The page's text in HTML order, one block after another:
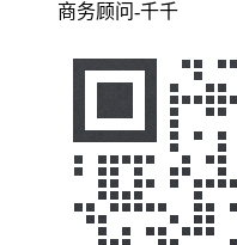
商务顾问-千千